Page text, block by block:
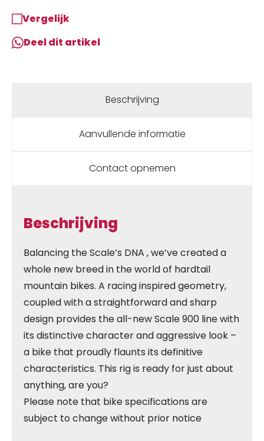
Vergelijk
Deel dit artikel
Beschrijving
Aanvullende informatie
Contact opnemen
Beschrijving
Balancing the Scale’s DNA , we’ve created a
whole new breed in the world of hardtail
mountain bikes. A racing inspired geometry,
coupled with a straightforward and sharp
design provides the all-new Scale 900 line with
its distinctive character and aggressive look –
a bike that proudly flaunts its definitive
characteristics. This rig is ready for just about
anything, are you?
Please note that bike specifications are
subject to change without prior notice